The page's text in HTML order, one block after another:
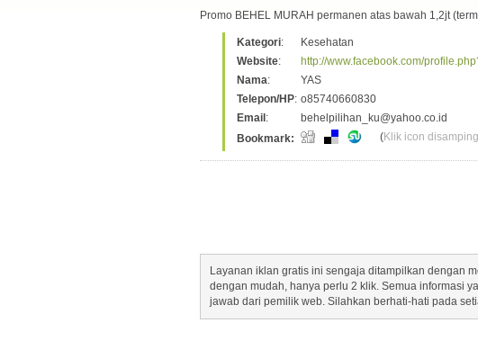
Promo BEHEL MURAH permanen atas bawah 1,2jt
Kategori:
Kesehatan
Website:
http://www.facebook.com/
Nama:
YAS
Telepon/HP: o85740660830
Email :
behelpilihan_ku@yahoo.co.id
Bookmark:
(Klik icon
Layanan iklan gratis ini sengaja ditampilkan dengan
dengan mudah, hanya perlu 2 klik. Semua informasi
jawab dari pemilik web. Silahkan berhati-hati pada